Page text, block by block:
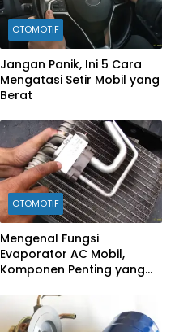
OTOMOTIF
Jangan Panik, Ini 5 Cara
Mengatasi Setir Mobil yang
Berat
OTOMOTIF
Mengenal Fungsi
Evaporator AC Mobil,
Komponen Penting yang